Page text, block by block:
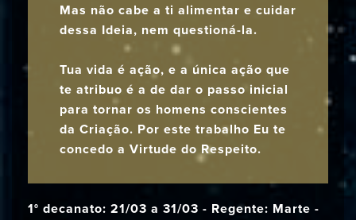
Mas não cabe a ti alimentar e cuidar
dessa Ideia, nem questioná-la.
Tua vida é ação, e a única ação que
te atribuo é a de dar o passo inicial
para tornar os homens conscientes
da Criação. Por este trabalho Eu te
concedo a Virtude do Respeito.
1° decanato: 21/03 a 31/03 - Regente: Marte -